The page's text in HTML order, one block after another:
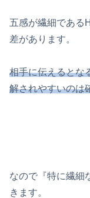
五感が繊細である
差があります。
相手に伝えるとな
解されやすいのは
なので『特に繊細
きます。